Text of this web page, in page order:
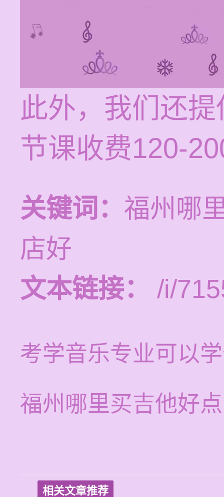
此外，我们还
节课收费120-
关键词： 福州哪
店好
文本链接：
/i/
考学音乐专业可以
福州哪里买吉他好
相关文章推荐